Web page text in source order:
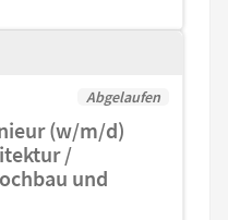
Abgelaufen
(w/m/d)
/
und